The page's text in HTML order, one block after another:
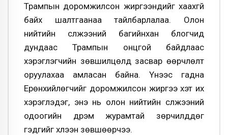
Трампын доромжилсон жиргээнүүдийг хаахгүй
байх шалтгаанаа тайлбарлалаа. Олон
нийтийн сүлжээний багийнхан блогчид
дундаас Трампын онцгой байдлаас
хэрэглэгчийн зөвшилцөлд засвар өөрчлөлт
оруулахаа амласан байна. Үүнээс гадна
Ерөнхийлөгчийг доромжилсон жиргээ хэт их
хэрэглэдэг, энэ нь олон нийтийн сүлжээний
одоогийн дүрэм журамтай зөрчилддөг
гэдгийг хүлээн зөвшөөрчээ.